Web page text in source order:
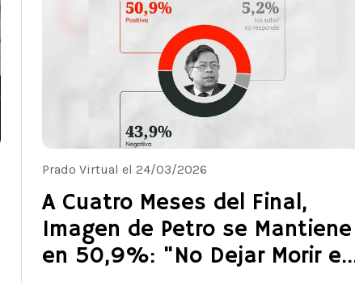
Prado Virtual el 24/03/2026
A Cuatro Meses del Final,
Imagen de Petro se Mantiene
en 50,9%: "No Dejar Morir el